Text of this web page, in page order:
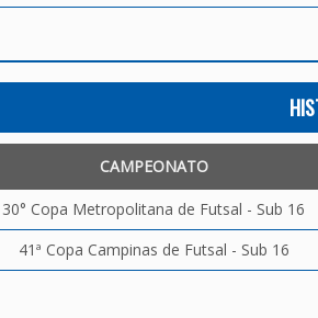
CAMPEONATO
30° Copa Metropolitana de Futsal - Sub 16
41ª Copa Campinas de Futsal - Sub 16